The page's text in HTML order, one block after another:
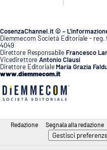
CosenzaChannel.it © –
Diemmecom Società Editoriale - reg.
4049
Direttore Responsabile Francesco
VicedirettoreAntonio Clausi
Direttore Editoriale Maria Grazia
www.diemmecom.it
Redazione Segnala alla redazione
Gestisci